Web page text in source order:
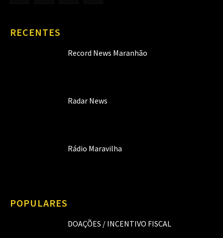
RECENTES
Record News Maranhão
Radar News
Rádio Maravilha
POPULARES
DOAÇÕES / INCENTIVO FISCAL